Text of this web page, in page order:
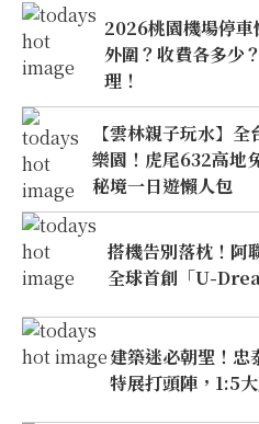
2026桃園機場停車
外圍？收費各多少
理！
【雲林親子玩水】
樂園！虎尾632高地
秘境一日遊懶人包
搭機告別落枕！阿
全球首創「U-
建築迷必朝聖！忠
特展打頭陣，1:5